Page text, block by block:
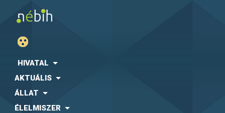
HIVATAL
AKTUÁLIS
ÁLLAT
ÉLELMISZER